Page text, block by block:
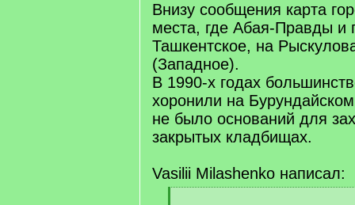
Внизу сообщения карта
места, где Абая-Правды и
Ташкентское, на
(Западное).
В 1990-х годах
хоронили на
не было оснований для
закрытых кладбищах.
Vasilii Milashenko написал: